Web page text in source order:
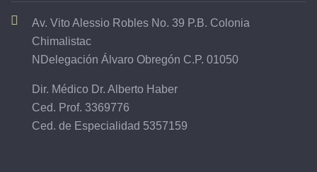
Av. Vito Alessio Robles No. 39 P.B. Colonia
Chimalistac
NDelegación Álvaro Obregón C.P. 01050
Dir. Médico Dr. Alberto Haber
Ced. Prof. 3369776
Ced. de Especialidad 5357159